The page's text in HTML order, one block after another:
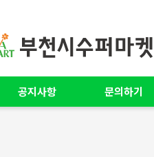
공지사항 문의하기